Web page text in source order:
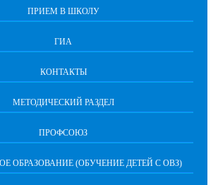
ПРИЕМ В ШКОЛУ
ГИА
КОНТАКТЫ
МЕТОДИЧЕСКИЙ РАЗДЕЛ
ПРОФСОЮЗ
ОБРАЗОВАНИЕ (ОБУЧЕНИЕ ДЕТЕЙ С ОВЗ)